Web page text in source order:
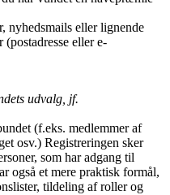
nyhedsmails eller lignende
eller e-
udvalg, jf.
(f.eks. medlemmer af
osv.) Registreringen sker
som har adgang til
også et mere praktisk formål,
tildeling af roller og